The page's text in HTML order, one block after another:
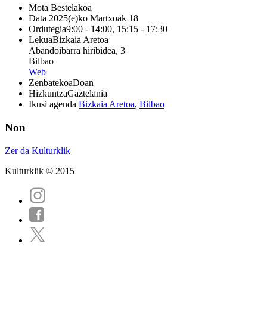
Mota Bestelakoa
Data 2025(e)ko Martxoak 18
Ordutegia9:00 - 14:00, 15:15 - 17:30
LekuaBizkaia Aretoa
Abandoibarra hiribidea, 3
Bilbao
Web
ZenbatekoaDoan
HizkuntzaGaztelania
Ikusi agenda Bizkaia Aretoa, Bilbao
Non
Zer da Kulturklik
Kulturklik © 2015